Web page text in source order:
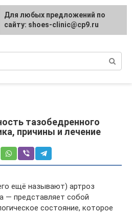
и
тазобедренного
причины и лечение
ещё называют) артроз
— представляет собой
состояние, которое
Для любых предложений по
сайту: shoes-clinic@cp9.ru